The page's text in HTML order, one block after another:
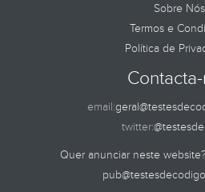
Sobre Nós
Termos e
Política de
email:
twitter:
Quer anunciar neste